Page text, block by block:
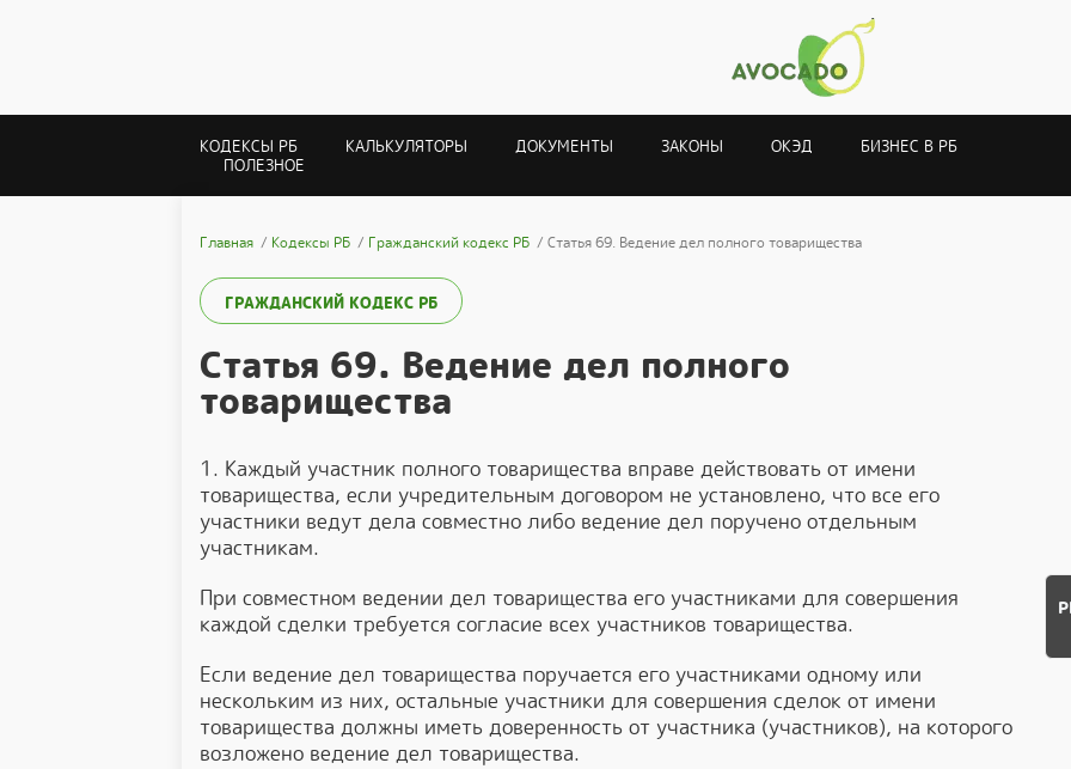
КОДЕКСЫ РБ КАЛЬКУЛЯТОРЫ ДОКУМЕНТЫ ЗАКОНЫ ОКЭД
БИЗНЕС В РБ
ПОЛЕЗНОЕ
Главная Кодексы РБ Гражданский кодекс РБ Статья 69. Ведение дел полного товарищества
ГРАЖДАНСКИЙ КОДЕКС РБ
Статья 69. Ведение дел полного
товарищества
1. Каждый участник полного товарищества вправе действовать от имени
товарищества, если учредительным договором не установлено, что все его
участники ведут дела совместно либо ведение дел поручено отдельным
участникам.
При совместном ведении дел товарищества его участниками для совершения
каждой сделки требуется согласие всех участников товарищества.
Если ведение дел товарищества поручается его участниками одному или
нескольким из них, остальные участники для совершения сделок от имени
товарищества должны иметь доверенность от участника (участников), на которого
возложено ведение дел товарищества.